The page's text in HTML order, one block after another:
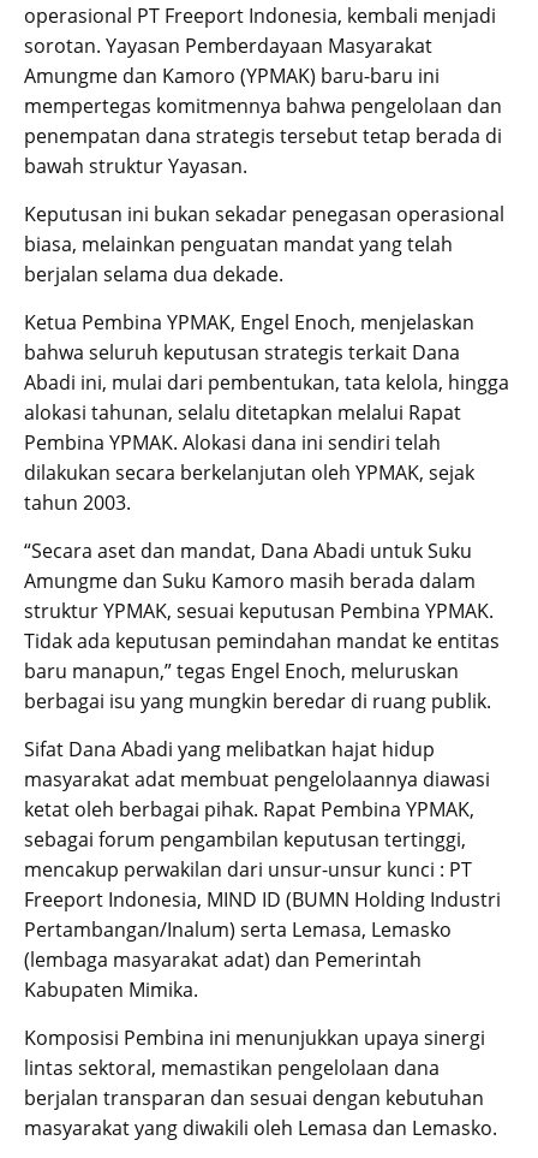
operasional PT Freeport Indonesia, kembali menjadi
sorotan. Yayasan Pemberdayaan Masyarakat
Amungme dan Kamoro (YPMAK) baru-baru ini
mempertegas komitmennya bahwa pengelolaan dan
penempatan dana strategis tersebut tetap berada di
bawah struktur Yayasan.
Keputusan ini bukan sekadar penegasan operasional
biasa, melainkan penguatan mandat yang telah
berjalan selama dua dekade.
Ketua Pembina YPMAK, Engel Enoch, menjelaskan
bahwa seluruh keputusan strategis terkait Dana
Abadi ini, mulai dari pembentukan, tata kelola, hingga
alokasi tahunan, selalu ditetapkan melalui Rapat
Pembina YPMAK. Alokasi dana ini sendiri telah
dilakukan secara berkelanjutan oleh YPMAK, sejak
tahun 2003.
“Secara aset dan mandat, Dana Abadi untuk Suku
Amungme dan Suku Kamoro masih berada dalam
struktur YPMAK, sesuai keputusan Pembina YPMAK.
Tidak ada keputusan pemindahan mandat ke entitas
baru manapun,” tegas Engel Enoch, meluruskan
berbagai isu yang mungkin beredar di ruang publik.
Sifat Dana Abadi yang melibatkan hajat hidup
masyarakat adat membuat pengelolaannya diawasi
ketat oleh berbagai pihak. Rapat Pembina YPMAK,
sebagai forum pengambilan keputusan tertinggi,
mencakup perwakilan dari unsur-unsur kunci : PT
Freeport Indonesia, MIND ID (BUMN Holding Industri
Pertambangan/Inalum) serta Lemasa, Lemasko
(lembaga masyarakat adat) dan Pemerintah
Kabupaten Mimika.
Komposisi Pembina ini menunjukkan upaya sinergi
lintas sektoral, memastikan pengelolaan dana
berjalan transparan dan sesuai dengan kebutuhan
masyarakat yang diwakili oleh Lemasa dan Lemasko.